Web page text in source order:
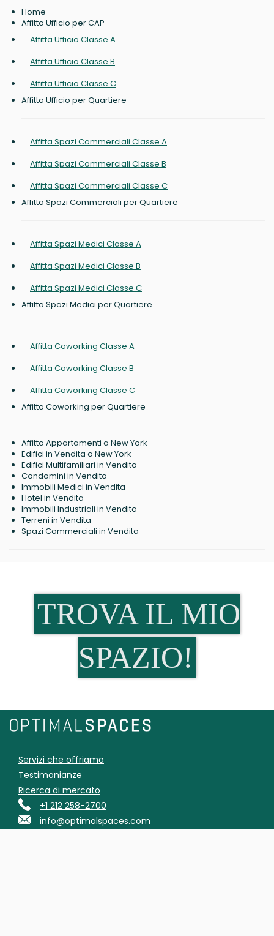
Home
Affitta Ufficio per CAP
Affitta Ufficio Classe A
Affitta Ufficio Classe B
Affitta Ufficio Classe C
Affitta Ufficio per Quartiere
Affitta Spazi Commerciali Classe A
Affitta Spazi Commerciali Classe B
Affitta Spazi Commerciali Classe C
Affitta Spazi Commerciali per Quartiere
Affitta Spazi Medici Classe A
Affitta Spazi Medici Classe B
Affitta Spazi Medici Classe C
Affitta Spazi Medici per Quartiere
Affitta Coworking Classe A
Affitta Coworking Classe B
Affitta Coworking Classe C
Affitta Coworking per Quartiere
Affitta Appartamenti a New York
Edifici in Vendita a New York
Edifici Multifamiliari in Vendita
Condomini in Vendita
Immobili Medici in Vendita
Hotel in Vendita
Immobili Industriali in Vendita
Terreni in Vendita
Spazi Commerciali in Vendita
TROVA IL MIO
SPAZIO!
Servizi che offriamo
Testimonianze
Ricerca di mercato
+1 212 258-2700
info@optimalspaces.com